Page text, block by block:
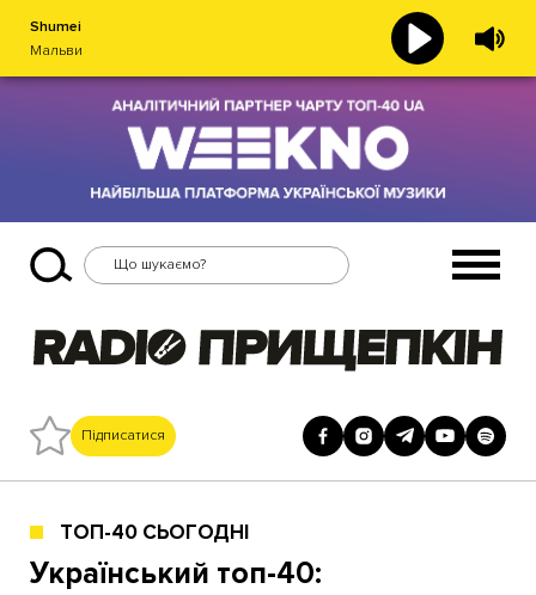
Shumei
Мальви
Підписатися
ТОП-40 СЬОГОДНІ
Український топ-40: